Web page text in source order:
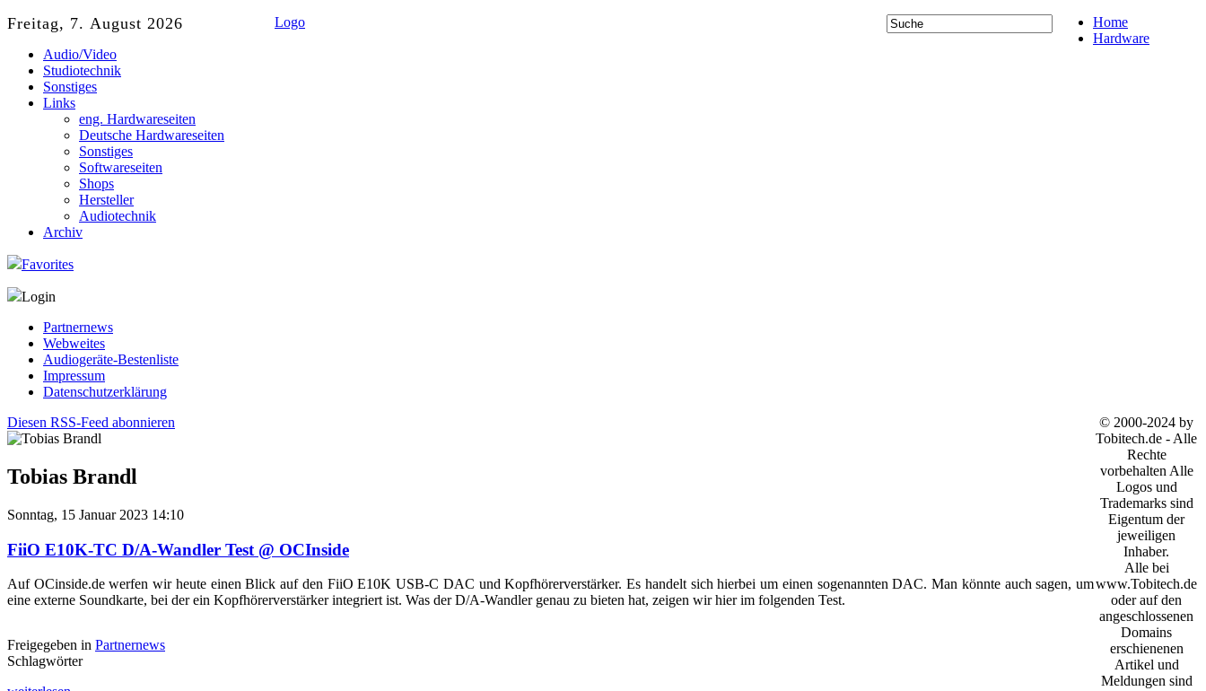
Freitag, 7. August 2026 Logo
Home
Hardware
Audio/Video
Studiotechnik
Sonstiges
Links
eng. Hardwareseiten
Deutsche Hardwareseiten
Sonstiges
Softwareseiten
Shops
Hersteller
Audiotechnik
Archiv
Favorites
Login
Partnernews
Webweites
Audiogeräte-Bestenliste
Impressum
Datenschutzerklärung
Diesen RSS-Feed abonnieren
Tobias Brandl
Sonntag, 15 Januar 2023 14:10
FiiO E10K-TC D/A-Wandler Test @ OCInside
Auf OCinside.de werfen wir heute einen Blick auf den FiiO E10K USB-C DAC und Kopfhörerverstärker. Es handelt sich hierbei um einen sogenannten DAC. Man könnte auch sagen, um
eine externe Soundkarte, bei der ein Kopfhörerverstärker integriert ist. Was der D/A-Wandler genau zu bieten hat, zeigen wir hier im folgenden Test.
Freigegeben in Partnernews
Schlagwörter
© 2000-2024 by
Tobitech.de - Alle
Rechte
vorbehalten Alle
Logos und
Trademarks sind
Eigentum der
jeweiligen
Inhaber.
Alle bei
www.Tobitech.de
oder auf den
angeschlossenen
Domains
erschienenen
Artikel und
Meldungen sind